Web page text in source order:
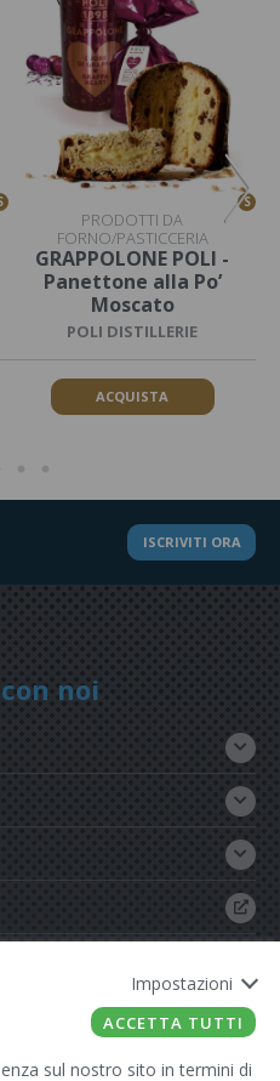
S
PRODOTTI DA
FORNO/PASTICCERIA
GRAPPOLONE POLI -
Panettone alla Po’
Moscato
POLI DISTILLERIE
ACQUISTA
ISCRIVITI ORA
noi
sul nostro sito in termini di
Impostazioni
ACCETTA TUTTI